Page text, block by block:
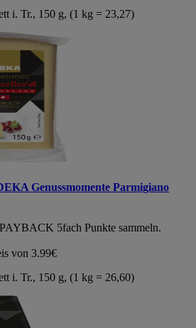
i. Tr., 150 g, (1 kg = 23,27)
Genussmomente Parmigiano
5fach Punkte sammeln.
von 3.99€
i. Tr., 150 g, (1 kg = 26,60)